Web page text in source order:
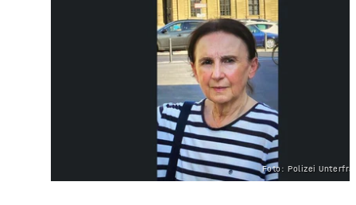
Foto: Polizei